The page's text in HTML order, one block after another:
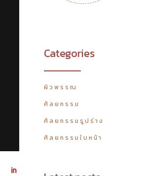
Categories
ผิวพรรณ
ศัลยกรรม
ศัลยกรรมรูปร่าง
ศัลยกรรมใบหน้า